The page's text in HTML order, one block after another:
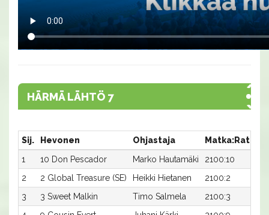
HÄRMÄ LÄHTÖ 7
Sij. Hevonen Ohjastaja Matka:Rata
1
10 Don Pescador Marko Hautamäki 2100:10
2
2 Global Treasure (SE) Heikki Hietanen 2100:2
3
3 Sweet Malkin Timo Salmela 2100:3